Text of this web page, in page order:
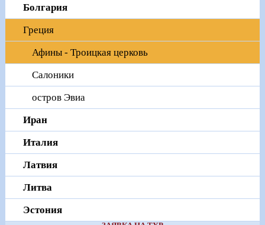
Болгария
Греция
Афины - Троицкая церковь
Салоники
остров Эвиа
Иран
Италия
Латвия
Литва
Эстония